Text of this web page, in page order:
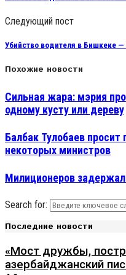
Следующий пост
Убийство водителя в Бишкеке
Похожие новости
Сильная жара: мэрия
одному кусту или дереву
Балбак Тулобаев просит
некоторых министров
Милиционеров
Search for:
Последние новости
«Мост дружбы,
азербайджанский